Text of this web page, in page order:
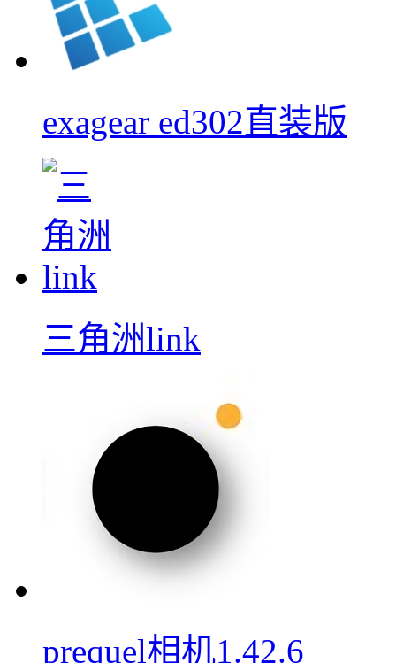
exagear ed302直装版
三角洲link
prequel相机1.42.6